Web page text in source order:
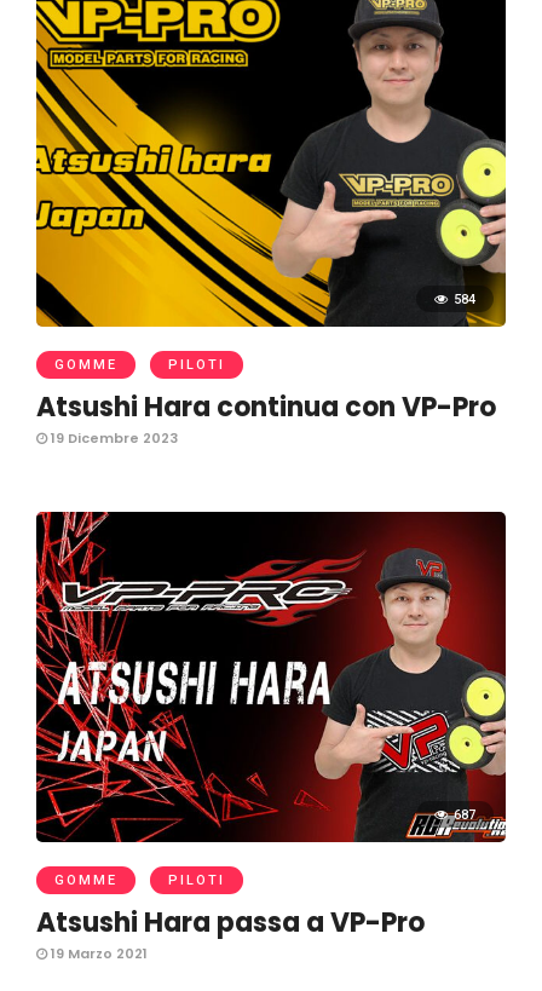
584
GOMME PILOTI
Atsushi Hara continua con VP-Pro
19 Dicembre 2023
687
GOMME PILOTI
Atsushi Hara passa a VP-Pro
19 Marzo 2021